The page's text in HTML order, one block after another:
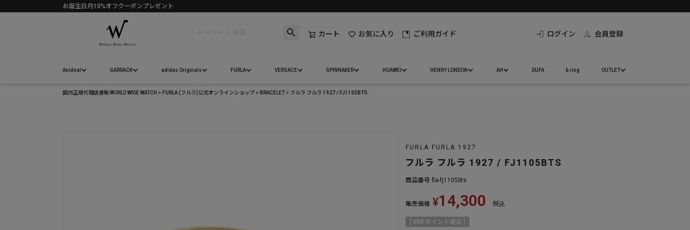
カート お気に入り ご利用ガイド ログイン 会員登録
Anideal GARRACK adidas Originals FURLA VERSACE SPINNAKER HUAWEI HENRY LONDON AH DUFA b.ring OUTLET
国内正規代理店通販 WORLD WIDE WATCH FURLA (フルラ)公式オンラインショップ BRACELET フルラ フルラ 1927 / FJ1105BTS
FURLA FURLA 1927
フルラ フルラ 1927 / FJ1105BTS
商品番号 fla-fj1105bts
販売価格 ¥14,300 税込
650 ポイント進呈 ]